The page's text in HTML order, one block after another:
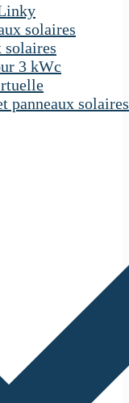
solaires
solaires
3 kWc
panneaux solaires